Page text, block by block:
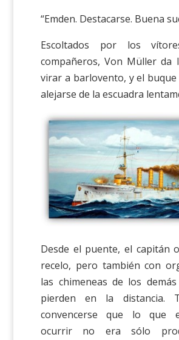
“Emden. Destacarse. Buena
Escoltados por los
compañeros, Von Müller da
virar a barlovento, y el buque
alejarse de la escuadra
Desde el puente, el capitán
recelo, pero también con
las chimeneas de los
pierden en la distancia.
convencerse que lo que
ocurrir no era sólo